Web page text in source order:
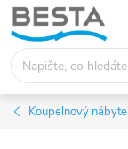
Přejít
na
obsah
Koupelnový